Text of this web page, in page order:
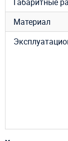
Материал